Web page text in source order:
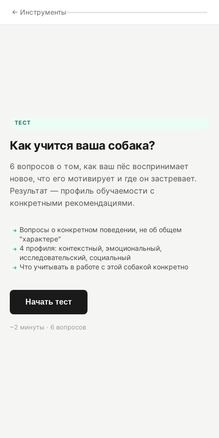
← Инструменты
ТЕСТ
Как учится ваша собака?
6 вопросов о том, как ваш пёс воспринимает
новое, что его мотивирует и где он застревает.
Результат — профиль обучаемости с
конкретными рекомендациями.
→ Вопросы о конкретном поведении, не об общем
"характере"
→ 4 профиля: контекстный, эмоциональный,
исследовательский, социальный
→ Что учитывать в работе с этой собакой конкретно
Начать тест
~2 минуты · 6 вопросов